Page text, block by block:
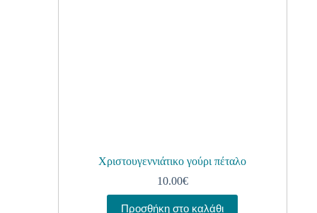
Χριστουγεννιάτικο γούρι πέταλο
10.00€
Προσθήκη στο καλάθι